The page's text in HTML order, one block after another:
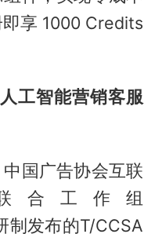
享 1000 Credits
工智能营销客服
国广告协会互联
合工作组
制发布的T/CCSA